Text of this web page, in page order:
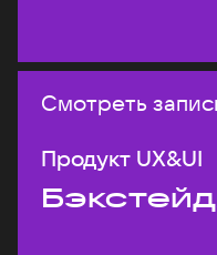
Смотреть
Продукт UX&UI